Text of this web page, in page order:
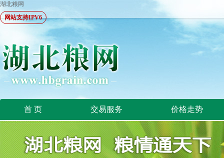
湖北粮网
网站支持IPV6
首 页 交易服务 价格走势